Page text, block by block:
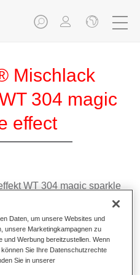
Mischlack
304 magic
effect
WT 304 magic sparkle
von Permahyd Hi-
Basislack 286.
und gleichmäßige
Daten, um unsere Websites und
unsere Marketingkampagnen zu
und Werbung bereitzustellen. Wenn
Sie Ihre Datenschutzrechte
Sie in unserer